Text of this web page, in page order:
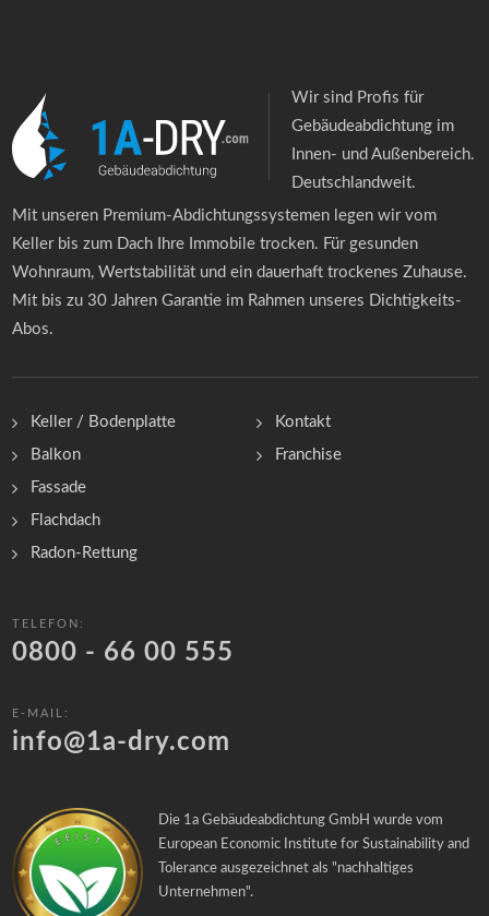
Wir sind Profis für
Gebäudeabdichtung im
Innen- und Außenbereich.
Deutschlandweit.
Mit unseren Premium-Abdichtungssystemen legen wir vom
Keller bis zum Dach Ihre Immobile trocken. Für gesunden
Wohnraum, Wertstabilität und ein dauerhaft trockenes Zuhause.
Mit bis zu 30 Jahren Garantie im Rahmen unseres Dichtigkeits-
Abos.
Keller / Bodenplatte
Balkon
Fassade
Flachdach
Radon-Rettung
Kontakt
Franchise
TELEFON:
0800 - 66 00 555
E-MAIL:
info@1a-dry.com
Die 1a Gebäudeabdichtung GmbH wurde vom
European Economic Institute for Sustainability and
Tolerance ausgezeichnet als "nachhaltiges
Unternehmen".